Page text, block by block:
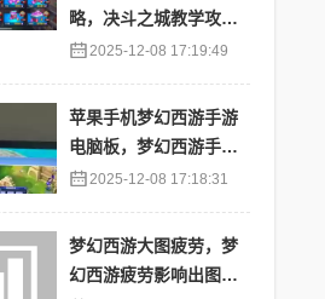
略，决斗之城教学攻略2
1112025-12-08 17:19:49
苹果手机梦幻西游手游
电脑板，梦幻西游手游
苹果端怎么在电脑上登
2025-12-08 17:18:31
梦幻西游大图疲劳，梦
幻西游疲劳影响出图率